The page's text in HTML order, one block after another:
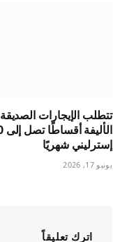
تتطلب الإيجارات
إسترليني شهريًا
يونيو 17, 2026
اترك تعليقاً